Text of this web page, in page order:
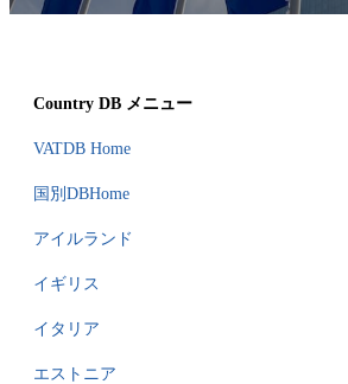
Country DB メニュー
VATDB Home
国別DBHome
アイルランド
イギリス
イタリア
エストニア